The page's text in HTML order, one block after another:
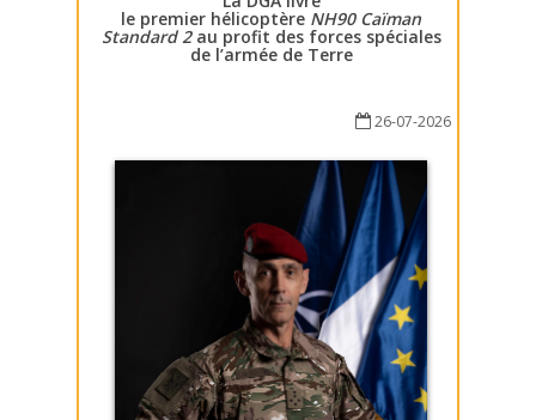
le premier hélicoptère NH90 Caïman
Standard 2au profit des forces spéciales
de l’armée de Terre
26-07-2026